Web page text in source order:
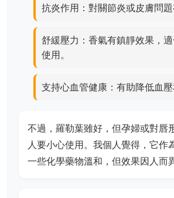
抗炎作用：對關節炎或皮膚問題
舒緩壓力：香氣有鎮靜效果，
使用。
支持心血管健康：有助降低血壓
不過，羅勒葉雖好，但孕婦或對唇
人要小心使用。我個人覺得，它作
一些化學藥物溫和，但效果因人而異